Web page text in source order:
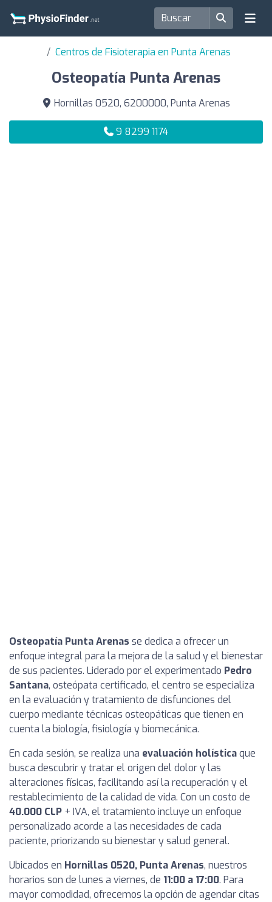
Centros de Fisioterapia en Punta Arenas
Osteopatía Punta Arenas
Hornillas 0520, 6200000, Punta Arenas
9 8299 1174
Osteopatía Punta Arenas se dedica a ofrecer un
enfoque integral para la mejora de la salud y el bienestar
de sus pacientes. Liderado por el experimentado Pedro
Santana, osteópata certificado, el centro se especializa
en la evaluación y tratamiento de disfunciones del
cuerpo mediante técnicas osteopáticas que tienen en
cuenta la biología, fisiología y biomecánica.
En cada sesión, se realiza una evaluación holísticaque
busca descubrir y tratar el origen del dolor y las
alteraciones físicas, facilitando así la recuperación y el
restablecimiento de la calidad de vida. Con un costo de
40.000 CLP + IVA, el tratamiento incluye un enfoque
personalizado acorde a las necesidades de cada
paciente, priorizando su bienestar y salud general.
Ubicados en Hornillas 0520, Punta Arenas, nuestros
horarios son de lunes a viernes, de 11:00 a 17:00. Para
mayor comodidad, ofrecemos la opción de agendar citas